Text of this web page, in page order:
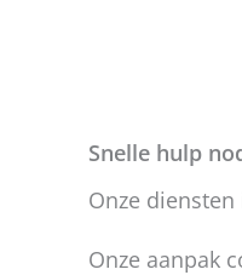
Snelle hulp
Onze
Onze aanpak